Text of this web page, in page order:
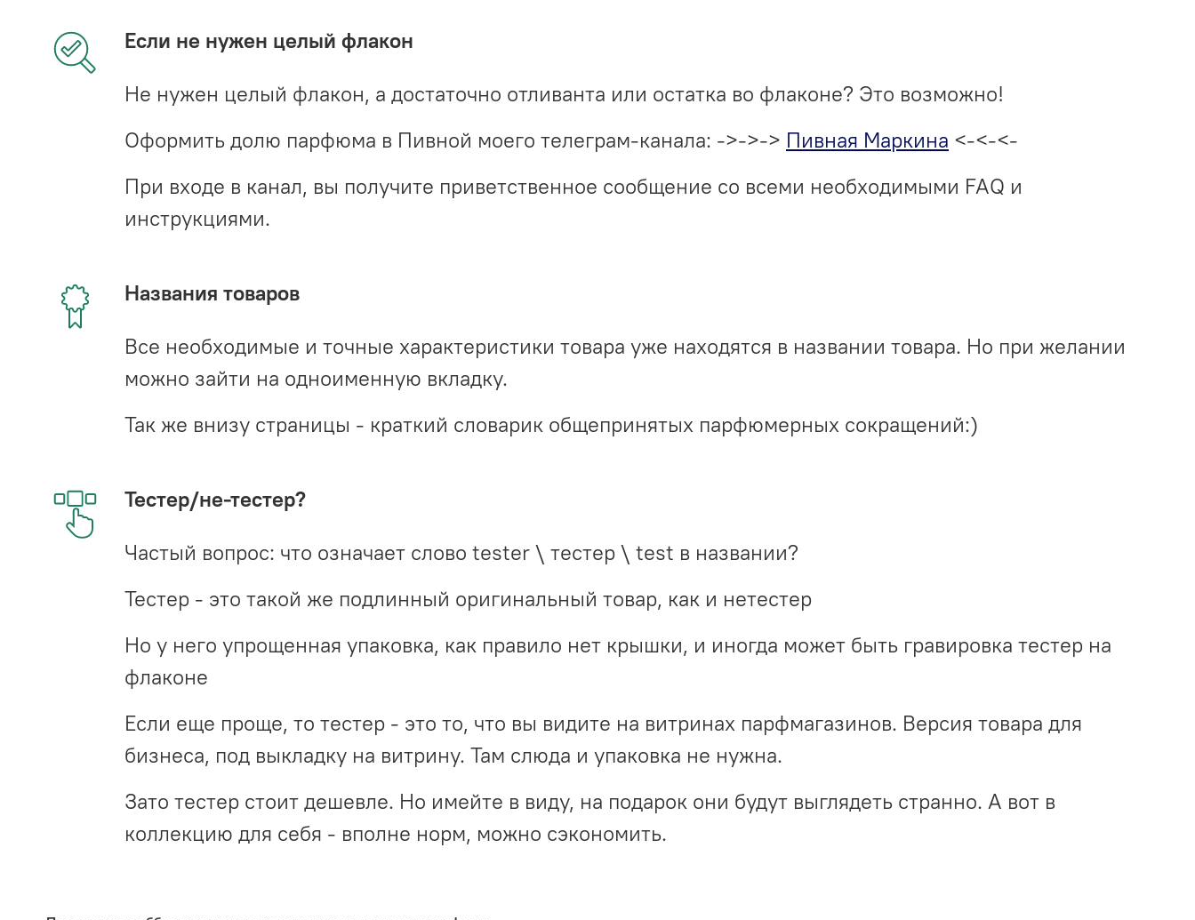
Если не нужен целый флакон
Не нужен целый флакон, а достаточно отливанта или остатка во флаконе? Это возможно!
Оформить долю парфюма в Пивной моего телеграм-канала: ->->-> Пивная Маркина <-<-<-
При входе в канал, вы получите приветственное сообщение со всеми необходимыми FAQ и
инструкциями.
Названия товаров
Все необходимые и точные характеристики товара уже находятся в названии товара. Но при желании
можно зайти на одноименную вкладку.
Так же внизу страницы - краткий словарик общепринятых парфюмерных сокращений:)
Тестер/не-тестер?
Частый вопрос: что означает слово tester \ тестер \ test в названии?
Тестер - это такой же подлинный оригинальный товар, как и нетестер
Но у него упрощенная упаковка, как правило нет крышки, и иногда может быть гравировка тестер на
флаконе
Если еще проще, то тестер - это то, что вы видите на витринах парфмагазинов. Версия товара для
бизнеса, под выкладку на витрину. Там слюда и упаковка не нужна.
Зато тестер стоит дешевле. Но имейте в виду, на подарок они будут выглядеть странно. А вот в
коллекцию для себя - вполне норм, можно сэкономить.